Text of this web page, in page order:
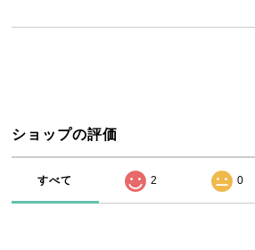
ショップの評価
すべて 2 0